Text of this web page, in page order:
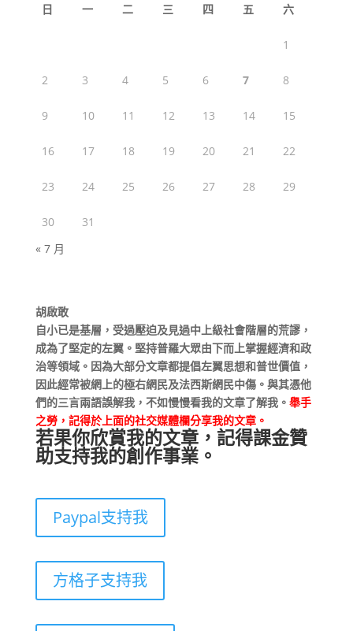
日 一 二 三 四 五 六
1
2 3 4 5 6 7 8
9 10 11 12 13 14 15
16 17 18 19 20 21 22
23 24 25 26 27 28 29
30
31
« 7 月
胡啟敢
自小已是基層，受過壓迫及見過中上級社會階層的荒謬，
成為了堅定的左翼。堅持普羅大眾由下而上掌握經濟和政
治等領域。因為大部分文章都提倡左翼思想和普世價值，
因此經常被網上的極右網民及法西斯網民中傷。與其憑他
們的三言兩語誤解我，不如慢慢看我的文章了解我。 舉手
之勞，記得於上面的社交媒體欄分享我的文章。
若果你欣賞我的文章，記得課金贊
助支持我的創作事業。
Paypal支持我
方格子支持我